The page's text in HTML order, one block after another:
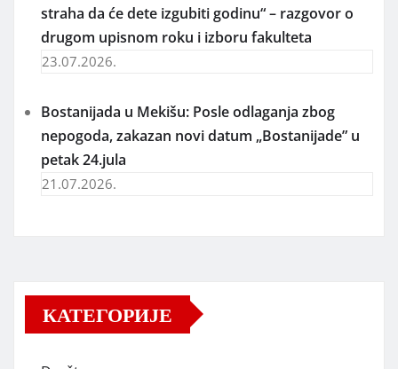
straha da će dete izgubiti godinu“ – razgovor o
drugom upisnom roku i izboru fakulteta
23.07.2026.
Bostanijada u Mekišu: Posle odlaganja zbog
nepogoda, zakazan novi datum „Bostanijade” u
petak 24.jula
21.07.2026.
КАТЕГОРИЈЕ